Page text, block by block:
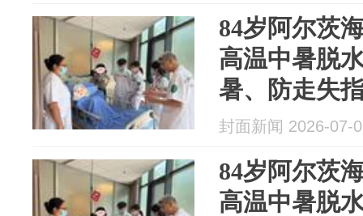
84岁阿尔茨
高温中暑脱
暑、防走失
封面新闻 2026-07-
84岁阿尔茨
高温中暑脱